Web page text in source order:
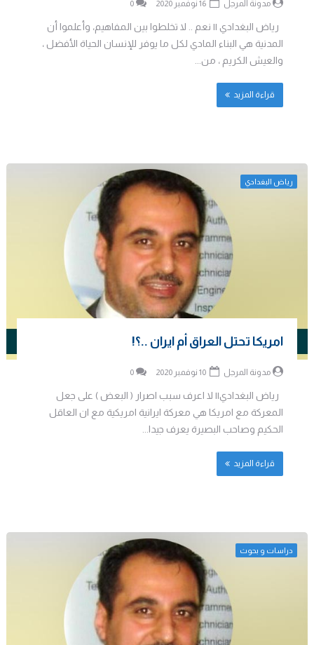
مدونة المرجل 0
رياض البغدادي || نعم .. لا تخلطوا بين المفاهيم، وأعلموا أن
المدنية هي البناء المادي لكل ما يوفر للإنسان الحياة الأفضل ،
والعيش الكريم ، من...
قراءة المزيد
رياض البغدادي
امريكا تحتل العراق أم ايران ..؟!
مدونة المرجل 0
رياض البغدادي|| لا اعرف سبب اصرار ( البعض ) على جعل
المعركة مع امريكا هي معركة ايرانية امريكية مع ان العاقل
الحكيم وصاحب البصيرة يعرف جيدا...
قراءة المزيد
دراسات و بحوث